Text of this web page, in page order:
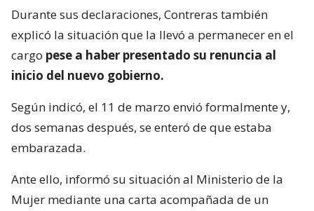
Durante sus declaraciones, Contreras también
explicó la situación que la llevó a permanecer en el
cargo pese a haber presentado su renuncia al
inicio del nuevo gobierno.
Según indicó, el 11 de marzo envió formalmente y,
dos semanas después, se enteró de que estaba
embarazada.
Ante ello, informó su situación al Ministerio de la
Mujer mediante una carta acompañada de un